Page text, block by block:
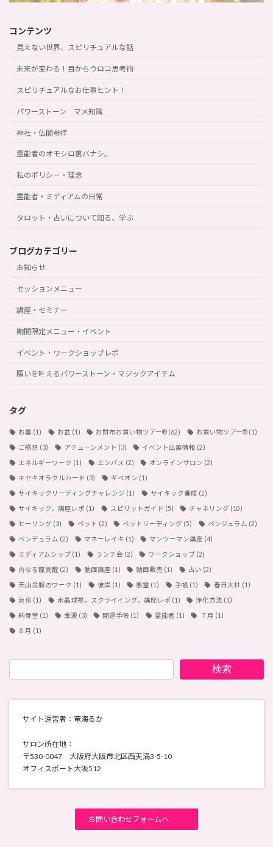
コンテンツ
見えない世界、スピリチュアルな話
未来が変わる！目からウロコ思考術
スピリチュアルなお仕事ヒント！
パワーストーン マメ知識
神社・仏閣参拝
霊能者のオモシロ裏バナシ。
私のポリシー・理念
霊能者・ミディアムの日常
タロット・占いについて知る、学ぶ
ブログカテゴリー
お知らせ
セッションメニュー
講座・セミナー
期間限定メニュー・イベント
イベント・ワークショップレポ
願いを叶えるパワーストーン・マジックアイテム
タグ
お墓 (1) お盆 (1) お財布お買い物ツアー®︎ (62) お買い物ツアー®︎(1)
ご感想 (3) アチューンメント (3) イベント出展情報 (2)
エネルギーワーク (1) エンパス (2) オンラインサロン (2)
キセキオラクルカード (3) ギベオン (1)
サイキックリーディングチャレンジ (1) サイキック養成 (2)
サイキック，講座レポ (1) スピリットガイド (5) チャネリング (10)
ヒーリング (3) ペット (2) ペットリーディング (5) ペンジュラム (2)
ペンデュラム (2) マネーレイキ (1) マンツーマン講座 (4)
ミディアムシップ (1) ランチ会 (2) ワークショップ (2)
内なる龍覚醒 (2) 動画講座 (1) 動画販売 (1) 占い (2)
天山金脈のワーク (1) 彼岸 (1) 悪霊 (1) 手帳 (1) 春日大社 (1)
東京 (1) 水晶球視，スクライイング，講座レポ (1) 浄化方法 (1)
納骨堂 (1) 金運 (3) 開運手帳 (1) 霊能者 (1) ７月 (1)
８月 (1)
検索
サイト運営者：奄海るか
サロン所在地：
〒530-0047 大阪府大阪市北区西天満3-5-10
オフィスポート大阪512
お問い合わせフォームへ